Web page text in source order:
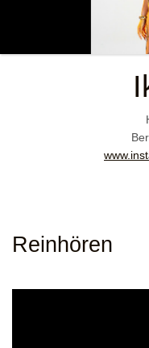
Reinhören